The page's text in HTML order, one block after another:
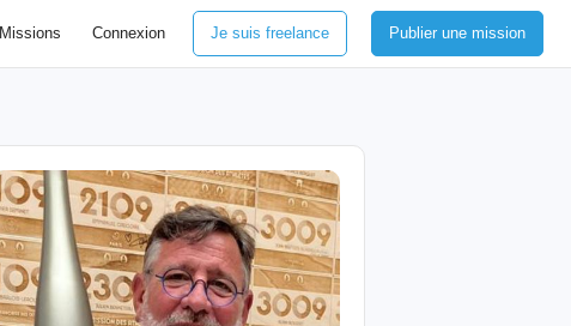
Missions Connexion Je suis freelance Publier une mission